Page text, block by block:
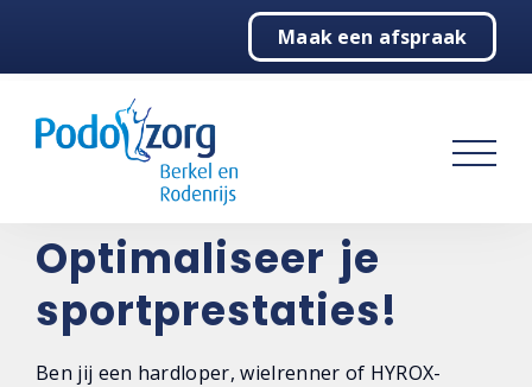
Maak een afspraak
Podologie
Over ons
Contact
Optimaliseer je
sportprestaties!
Ben jij een hardloper, wielrenner of HYROX-